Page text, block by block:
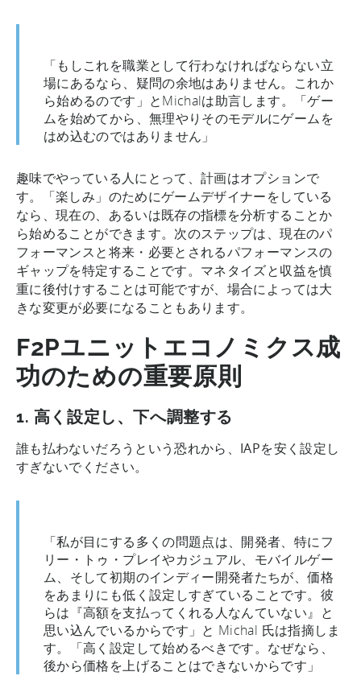
「もしこれを職業として行わなければならない立
場にあるなら、疑問の余地はありません。これか
ら始めるのです」とMichalは助言します。「ゲー
ムを始めてから、無理やりそのモデルにゲームを
はめ込むのではありません」
趣味でやっている人にとって、計画はオプションで
す。「楽しみ」のためにゲームデザイナーをしている
なら、現在の、あるいは既存の指標を分析することか
ら始めることができます。次のステップは、現在のパ
フォーマンスと将来・必要とされるパフォーマンスの
ギャップを特定することです。マネタイズと収益を慎
重に後付けすることは可能ですが、場合によっては大
きな変更が必要になることもあります。
F2Pユニットエコノミクス成
功のための重要原則
1. 高く設定し、下へ調整する
誰も払わないだろうという恐れから、IAPを安く設定し
すぎないでください。
「私が目にする多くの問題点は、開発者、特にフ
リー・トゥ・プレイやカジュアル、モバイルゲー
ム、そして初期のインディー開発者たちが、価格
をあまりにも低く設定しすぎていることです。彼
らは『高額を支払ってくれる人なんていない』と
思い込んでいるからです」と Michal 氏は指摘しま
す。「高く設定して始めるべきです。なぜなら、
後から価格を上げることはできないからです」